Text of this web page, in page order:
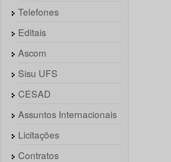
Telefones
Editais
Ascom
Sisu UFS
CESAD
Assuntos Internacionais
Licitações
Contratos